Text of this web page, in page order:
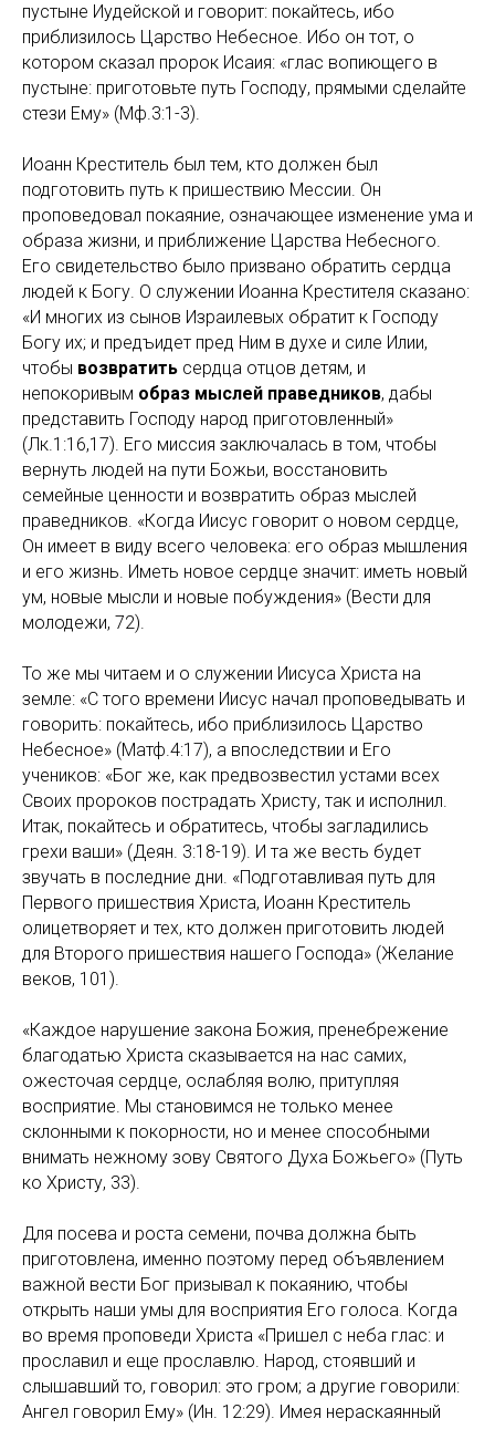
пустыне Иудейской и говорит: покайтесь, ибо
приблизилось Царство Небесное. Ибо он тот, о
котором сказал пророк Исаия: «глас вопиющего в
пустыне: приготовьте путь Господу, прямыми сделайте
стези Ему» (Мф.3:1-3).
Иоанн Креститель был тем, кто должен был
подготовить путь к пришествию Мессии. Он
проповедовал покаяние, означающее изменение ума и
образа жизни, и приближение Царства Небесного.
Его свидетельство было призвано обратить сердца
людей к Богу. О служении Иоанна Крестителя сказано:
«И многих из сынов Израилевых обратит к Господу
Богу их; и предъидет пред Ним в духе и силе Илии,
чтобы возвратить сердца отцов детям, и
непокоривым образ мыслей праведников, дабы
представить Господу народ приготовленный»
(Лк.1:16,17). Его миссия заключалась в том, чтобы
вернуть людей на пути Божьи, восстановить
семейные ценности и возвратить образ мыслей
праведников. «Когда Иисус говорит о новом сердце,
Он имеет в виду всего человека: его образ мышления
и его жизнь. Иметь новое сердце значит: иметь новый
ум, новые мысли и новые побуждения» (Вести для
молодежи, 72).
То же мы читаем и о служении Иисуса Христа на
земле: «С того времени Иисус начал проповедывать и
говорить: покайтесь, ибо приблизилось Царство
Небесное» (Матф.4:17), а впоследствии и Его
учеников: «Бог же, как предвозвестил устами всех
Своих пророков пострадать Христу, так и исполнил.
Итак, покайтесь и обратитесь, чтобы загладились
грехи ваши» (Деян. 3:18-19). И та же весть будет
звучать в последние дни. «Подготавливая путь для
Первого пришествия Христа, Иоанн Креститель
олицетворяет и тех, кто должен приготовить людей
для Второго пришествия нашего Господа» (Желание
веков, 101).
«Каждое нарушение закона Божия, пренебрежение
благодатью Христа сказывается на нас самих,
ожесточая сердце, ослабляя волю, притупляя
восприятие. Мы становимся не только менее
склонными к покорности, но и менее способными
внимать нежному зову Святого Духа Божьего» (Путь
ко Христу, 33).
Для посева и роста семени, почва должна быть
приготовлена, именно поэтому перед объявлением
важной вести Бог призывал к покаянию, чтобы
открыть наши умы для восприятия Его голоса. Когда
во время проповеди Христа «Пришел с неба глас: и
прославил и еще прославлю. Народ, стоявший и
слышавший то, говорил: это гром; а другие говорили:
Ангел говорил Ему» (Ин. 12:29). Имея нераскаянный